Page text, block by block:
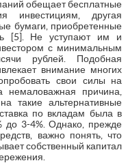
обещает бесплатные
инвестициям, другая
бумаги, приобретенные
[5]. Не уступают им и
с минимальным
рублей. Подобная
внимание многих
свои силы на
причина,
такие альтернативные
по вкладам была в
до 3-4%. Однако, прежде
важно понять, что
собственный капитал